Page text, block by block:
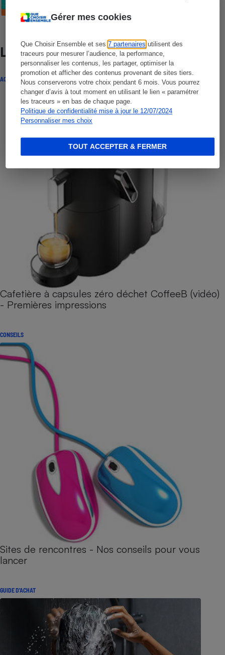
Gérer mes cookies
Que Choisir Ensemble et ses7 partenaires utilisent des
traceurs pour mesurer l’audience, la performance,
personnaliser les contenus, les partager, optimiser la
promotion et afficher des contenus provenant de sites tiers.
Nous conserverons votre choix pendant 6 mois. Vous pourrez
changer d’avis à tout moment en utilisant le lien « paramétrer
les traceurs » en bas de chaque page.
Politique de confidentialité mise à jour le 12/07/2024
Personnaliser mes choix
TOUT ACCEPTER & FERMER
Lire aussi
ACTUALITÉ
Cafetière à capsules zéro déchet CoffeeB (vidéo)
- Premières impressions
CONSEILS
Sites de rencontres - Nos conseils pour vous
lancer
GUIDE D'ACHAT